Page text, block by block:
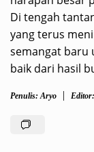
Di tengah
yang terus
semangat baru
baik dari hasil
Penulis: Aryo